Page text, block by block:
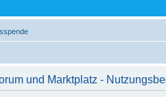
und Marktplatz -